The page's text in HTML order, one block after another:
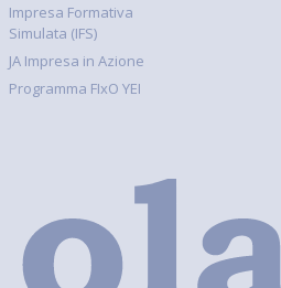
Impresa Formativa
Simulata (IFS)
JA Impresa in Azione
Programma FIxO YEI